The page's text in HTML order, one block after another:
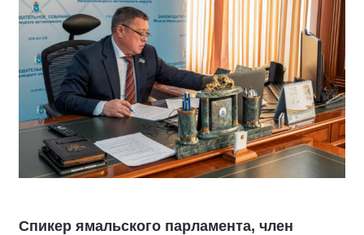
Спикер ямальского парламента, член